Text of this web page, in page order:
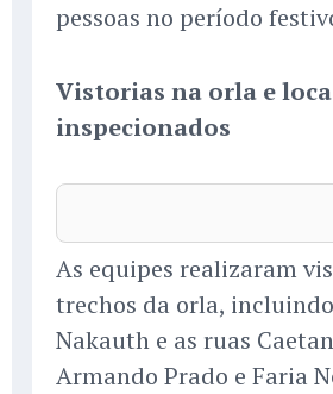
pessoas no período
Vistorias na orla e
inspecionados
As equipes realizaram
trechos da orla,
Nakauth e as ruas
Armando Prado e Faria